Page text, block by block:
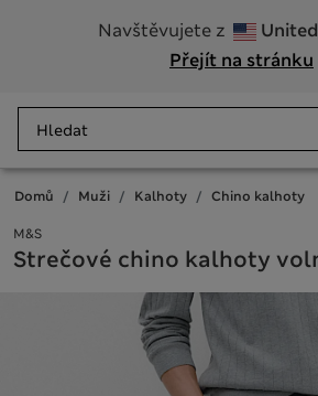
Navštěvujete z
Přejít na stránku
Domů Muži Kalhoty Chino kalhoty
M&S
Strečové chino kalhoty